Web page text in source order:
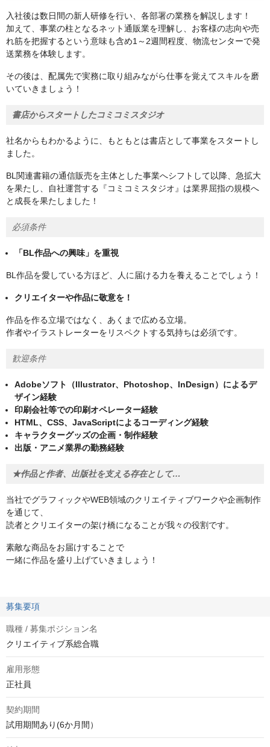
入社後は数日間の新人研修を行い、各部署の業務を解説します！
加えて、事業の柱となるネット通販業を理解し、お客様の志向や売
れ筋を把握するという意味も含め1～2週間程度、物流センターで発
送業務を体験します。
その後は、配属先で実務に取り組みながら仕事を覚えてスキルを磨
いていきましょう！
書店からスタートしたコミコミスタジオ
社名からもわかるように、もともとは書店として事業をスタートし
ました。
BL関連書籍の通信販売を主体とした事業へシフトして以降、急拡大
を果たし、自社運営する『コミコミスタジオ』は業界屈指の規模へ
と成長を果たしました！
必須条件
「BL作品への興味」を重視
BL作品を愛している方ほど、人に届ける力を養えることでしょう！
クリエイターや作品に敬意を！
作品を作る立場ではなく、あくまで広める立場。
作者やイラストレーターをリスペクトする気持ちは必須です。
歓迎条件
Adobeソフト（Illustrator、Photoshop、InDesign）によるデ
ザイン経験
印刷会社等での印刷オペレーター経験
HTML、CSS、JavaScriptによるコーディング経験
キャラクターグッズの企画・制作経験
出版・アニメ業界の勤務経験
★作品と作者、出版社を支える存在として…
当社でグラフィックやWEB領域のクリエイティブワークや企画制作
を通じて、
読者とクリエイターの架け橋になることが我々の役割です。
素敵な商品をお届けすることで
一緒に作品を盛り上げていきましょう！
募集要項
職種 / 募集ポジション名
クリエイティブ系総合職
雇用形態
正社員
契約期間
試用期間あり(6か月間）